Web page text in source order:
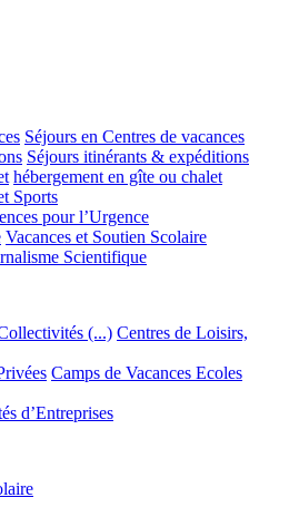
Séjours en Centres de vacances
Séjours itinérants & expéditions
hébergement en gîte ou chalet
Sports
pour l’Urgence
Vacances et Soutien Scolaire
Scientifique
(...) Centres de Loisirs,
Camps de Vacances Ecoles
d’Entreprises